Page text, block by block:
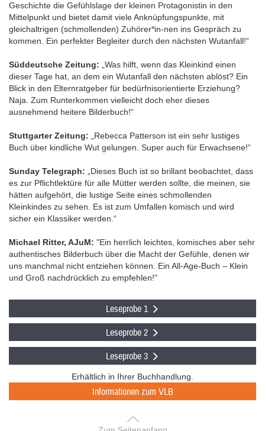
Geschichte die Gefühlslage der kleinen Protagonistin in den
Mittelpunkt und bietet damit viele Anknüpfungspunkte, mit
gleichaltrigen (schmollenden) Zuhörer*in-nen ins Gespräch zu
kommen. Ein perfekter Begleiter durch den nächsten Wutanfall!“
Süddeutsche Zeitung:
„Was hilft, wenn das Kleinkind einen
dieser Tage hat, an dem ein Wutanfall den nächsten ablöst? Ein
Blick in den Elternratgeber für bedürfnisorientierte Erziehung?
Naja. Zum Runterkommen vielleicht doch eher dieses
ausnehmend heitere Bilderbuch!“
Stuttgarter Zeitung:
„Rebecca Patterson ist ein sehr lustiges
Buch über kindliche Wut gelungen. Super auch für Erwachsene!“
Sunday Telegraph:
„Dieses Buch ist so brillant beobachtet, dass
es zur Pflichtlektüre für alle Mütter werden sollte, die meinen, sie
hätten aufgehört, die lustige Seite eines schmollenden
Kleinkindes zu sehen. Es ist zum Umfallen komisch und wird
sicher ein Klassiker werden.“
Michael Ritter, AJuM: "Ein herrlich leichtes, komisches aber sehr
authentisches Bilderbuch über die Macht der Gefühle, denen wir
uns manchmal nicht entziehen können. Ein All-Age-Buch – Klein
und Groß nachdrücklich zu empfehlen!"
Leseprobe 1
Leseprobe 2
Leseprobe 3
Erhältlich in Ihrer Buchhandlung.
Informationen zum VLB